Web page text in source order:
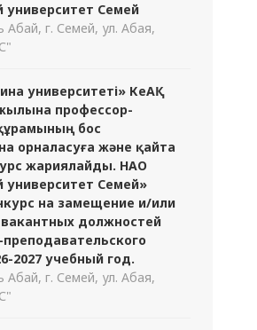
Семей
Абай, г. Семей, ул. Абая,
университеті» КеАҚ
профессор-
бос
орналасуға және қайта
жариялайды. НАО
Семей»
на замещение и/или
должностей
2027 учебный год.
Абай, г. Семей, ул. Абая,